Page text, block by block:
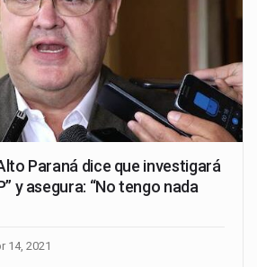
Paraná dice que investigará
y asegura: “No tengo nada
14, 2021